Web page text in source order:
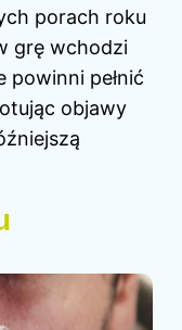
porach roku
grę wchodzi
powinni pełnić
objawy